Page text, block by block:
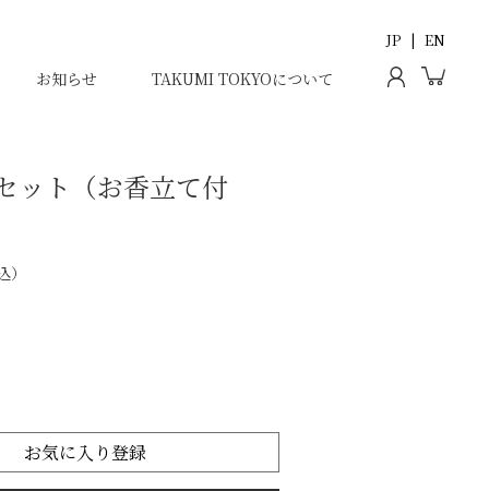
お知らせ TAKUMI TOKYOについて
JP EN
ット（お香立て付
お気に入り登録